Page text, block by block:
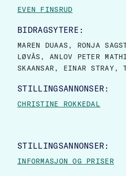
EVEN FINSRUD
BIDRAGSYTERE:
MAREN DUAAS, RONJA
LØVÅS, ANLOV PETER
SKAANSAR, EINAR STRAY,
STILLINGSANNONSER:
CHRISTINE ROKKEDAL
STILLINGSANNONSER:
INFORMASJON OG PRISER